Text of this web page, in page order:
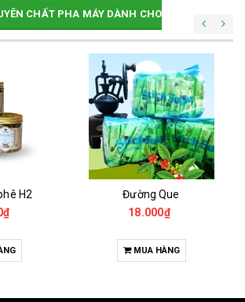
CHẤT PHA MÁY DÀNH CHO
H2
Đường Que
18.000₫
MUA HÀNG